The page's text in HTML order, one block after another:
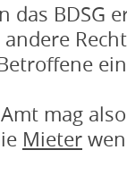
das BDSG
andere
mag
Mieter